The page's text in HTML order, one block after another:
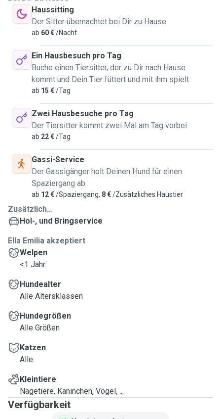
Haussitting
Der Sitter übernachtet bei Dir zu Hause
ab 60 €/Nacht
Ein Hausbesuch pro Tag
Buche einen Tiersitter, der zu Dir nach Hause
kommt und Dein Tier füttert und mit ihm spielt
ab 15 €/Tag
Zwei Hausbesuche pro Tag
Der Tiersitter kommt zwei Mal am Tag vorbei
ab 22 €/Tag
Gassi-Service
Der Gassigänger holt Deinen Hund für einen
Spaziergang ab
ab 12 €/Spaziergang, 8 €/Zusätzliches Haustier
Zusätzlich...
Hol-, und Bringservice
Ella Emilia akzeptiert
Welpen
<1 Jahr
Hundealter
Alle Altersklassen
Hundegrößen
Alle Größen
Katzen
Alle
Kleintiere
Nagetiere, Kaninchen, Vögel, ...
Verfügbarkeit